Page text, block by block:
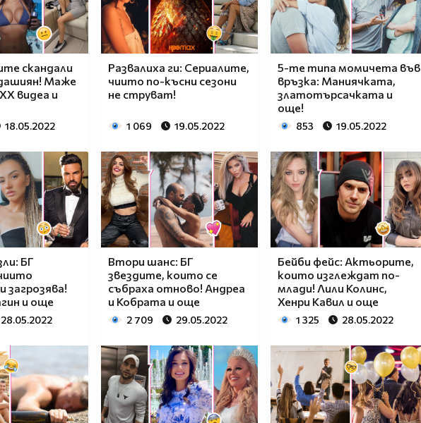
скандали
Маже
видеа и
18.05.2022
Развалиха ги: Сериалите,
чиито по-късни сезони
не струват!
1 069 19.05.2022
5-те типа момичета във
връзка: Маниячката,
златотърсачката и
още!
853 19.05.2022
БГ
загрозява!
и още
28.05.2022
Втори шанс: БГ
звездите, които се
събраха отново! Андреа
и Кобрата и още
2 709 29.05.2022
Бейби фейс: Актьорите,
които изглеждат по-
млади! Лили Колинс,
Хенри Кавил и още
1 325 28.05.2022